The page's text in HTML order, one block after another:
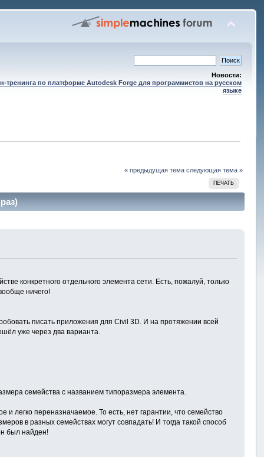
Новости:
тренинга по платформе Autodesk Forge для программистов на русском
языке
« предыдущая тема следующая тема »
ПЕЧАТЬ
конкретного отдельного элемента сети. Есть, пожалуй, только
ничего!
писать приложения для Civil 3D. И на протяжении всей
уже через два варианта.
семейства с названием типоразмера элемента.
легко переназначаемое. То есть, нет гарантии, что семейство
в разных семействах могут совпадать! И тогда такой способ
был найден!